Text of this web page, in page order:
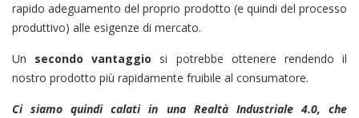
rapido adeguamento del proprio prodotto (e quindi del processo
produttivo) alle esigenze di mercato.
Un secondo vantaggio si potrebbe ottenere rendendo il
nostro prodotto più rapidamente fruibile al consumatore.
Ci siamo quindi calati in una Realtà Industriale 4.0, che